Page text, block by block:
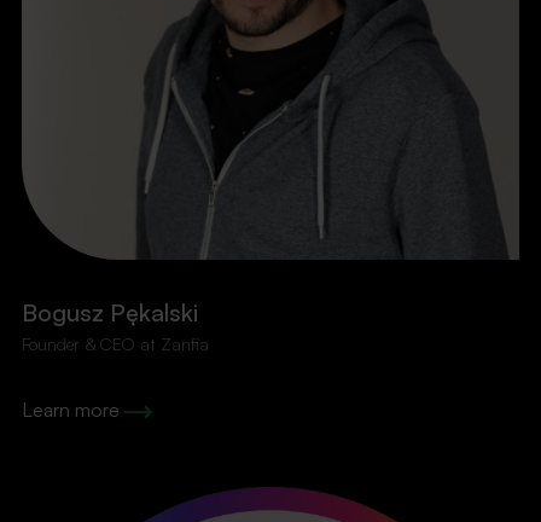
Bogusz Pękalski
Founder & CEO at Zanfia
Learn more